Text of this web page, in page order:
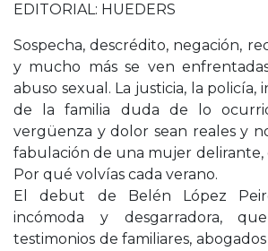
EDITORIAL: HUEDERS
Sospecha, descrédito, negación,
y mucho más se ven
abuso sexual. La justicia, la policía,
de la familia duda de lo
vergüenza y dolor sean reales y
fabulación de una mujer delirante,
Por qué volvías cada verano.
El debut de Belén López
incómoda y desgarradora,
testimonios de familiares,